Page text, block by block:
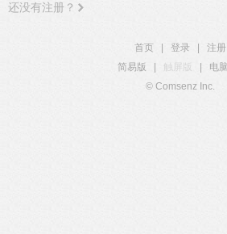
还没有注册？
首页 登录
注册
简易版
触屏版 电
© Comsenz Inc.